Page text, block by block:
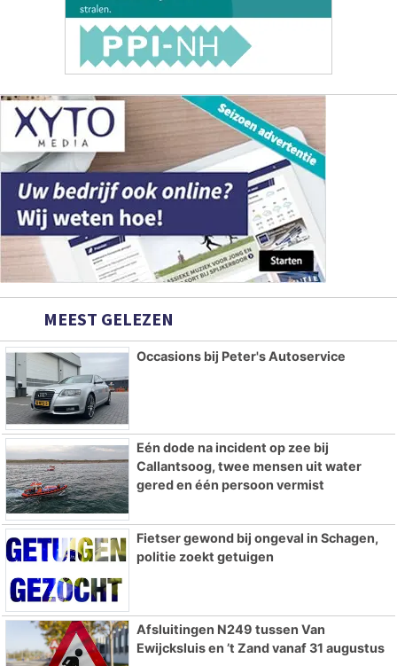
MEEST GELEZEN
Occasions bij Peter's Autoservice
Eén dode na incident op zee bij
Callantsoog, twee mensen uit water
gered en één persoon vermist
Fietser gewond bij ongeval in Schagen,
politie zoekt getuigen
Afsluitingen N249 tussen Van
Ewijcksluis en ’t Zand vanaf 31 augustus